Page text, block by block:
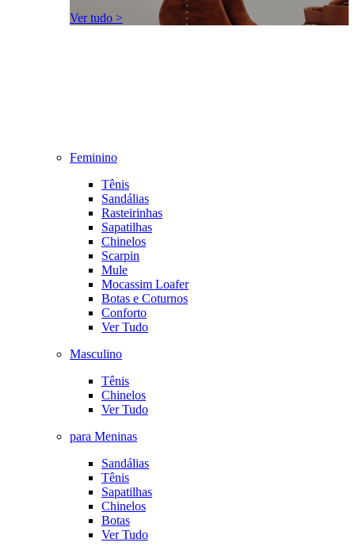
Ver tudo >
Feminino
Tênis
Sandálias
Rasteirinhas
Sapatilhas
Chinelos
Scarpin
Mule
Mocassim Loafer
Botas e Coturnos
Conforto
Ver Tudo
Masculino
Tênis
Chinelos
Ver Tudo
para Meninas
Sandálias
Tênis
Sapatilhas
Chinelos
Botas
Ver Tudo